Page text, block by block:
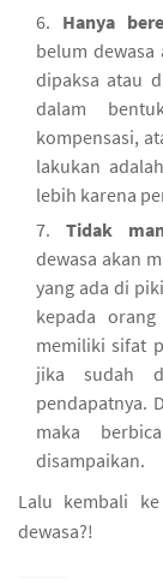
Hanya
belum
dipaksa atau
dalam
kompensasi,
lakukan
lebih karena
Tidak
dewasa akan
yang ada di
kepada
memiliki sifat
jika sudah
pendapatnya.
maka
disampaikan.
Lalu kembali
dewasa?!